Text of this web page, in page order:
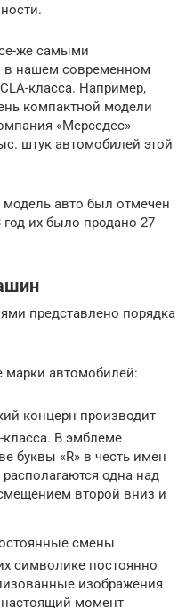
же самыми
нашем современном
класса. Например,
компактной модели
«Мерседес»
штук автомобилей этой
авто был отмечен
их было продано 27
представлено порядка
марки автомобилей:
концерн производит
В эмблеме
буквы «R» в честь имен
одна над
второй вниз и
смены
символике постоянно
изображения
момент